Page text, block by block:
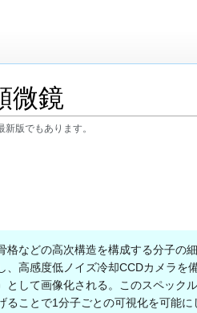
微鏡
版でもあります。
などの高次構造を構成する分子の
、高感度低ノイズ冷却CCDカメラ
として画像化される。このスペック
ることで1分子ごとの可視化を可能